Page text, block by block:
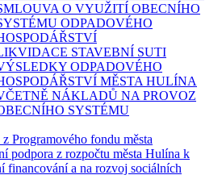
O VYUŽITÍ OBECNÍHO
ODPADOVÉHO
STAVEBNÍ SUTI
ODPADOVÉHO
MĚSTA HULÍNA
NÁKLADŮ NA PROVOZ
SYSTÉMU
Programového fondu města
podpora z rozpočtu města Hulína k
financování a na rozvoj sociálních